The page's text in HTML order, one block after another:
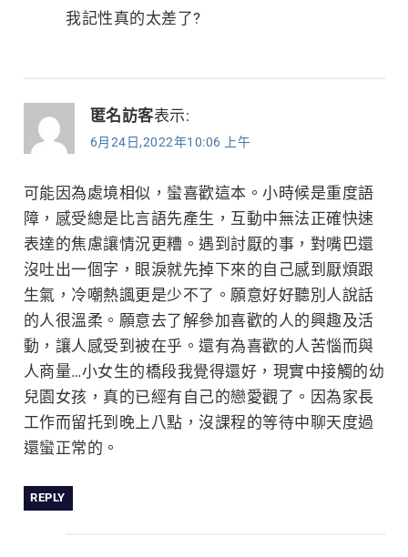
我記性真的太差了?
匿名訪客表示:
6月24日,2022年10:06 上午
可能因為處境相似，蠻喜歡這本。小時候是重度語
障，感受總是比言語先產生，互動中無法正確快速
表達的焦慮讓情況更糟。遇到討厭的事，對嘴巴還
沒吐出一個字，眼淚就先掉下來的自己感到厭煩跟
生氣，冷嘲熱諷更是少不了。願意好好聽別人說話
的人很溫柔。願意去了解參加喜歡的人的興趣及活
動，讓人感受到被在乎。還有為喜歡的人苦惱而與
人商量…小女生的橋段我覺得還好，現實中接觸的幼
兒園女孩，真的已經有自己的戀愛觀了。因為家長
工作而留托到晚上八點，沒課程的等待中聊天度過
還蠻正常的。
REPLY